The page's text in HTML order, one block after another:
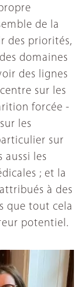
de la
des priorités,
domaines
des lignes
sur les
forcée -
les
sur
aussi les
; et la
à des
que tout cela
potentiel.